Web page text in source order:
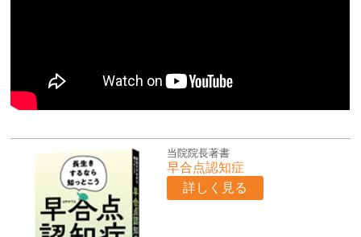
当院院長著書
早合点認知症
詳しく見る